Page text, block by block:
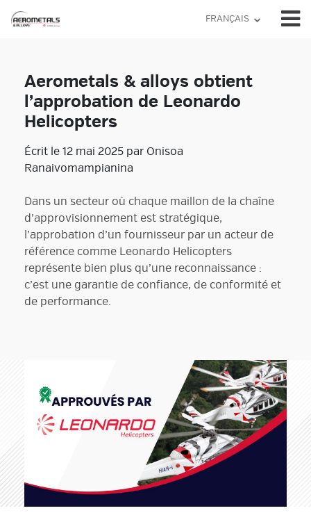
Skip
FRANÇAIS
Aerometals & alloys obtient
l’approbation de Leonardo
Helicopters
Écrit le 12 mai 2025 par Onisoa
Ranaivomampianina
Dans un secteur où chaque maillon de la chaîne
d’approvisionnement est stratégique,
l’approbation d’un fournisseur par un acteur de
référence comme Leonardo Helicopters
représente bien plus qu’une reconnaissance :
c’est une garantie de confiance, de conformité et
de performance.